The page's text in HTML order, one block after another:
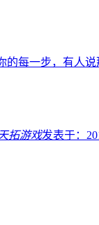
每一步，有人
拓游戏发表于：